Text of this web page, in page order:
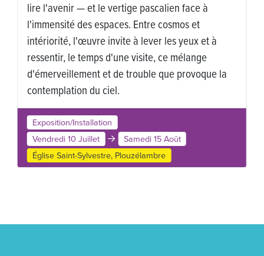
Exposition
Vendredi 10 Juillet
Samedi 15 Août
Église Saint-Théodore, Tréduder